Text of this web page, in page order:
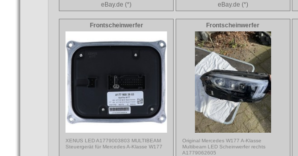
eBay.de (*)
eBay.de (*)
Frontscheinwerfer
XENUS LED A1779003803 MULTIBEAM
Steuergerät für Mercedes A-Klasse W177
Frontscheinwerfer
Original Mercedes W177 A-Klasse
Multibeam LED Scheinwerfer rechts
A1779062605